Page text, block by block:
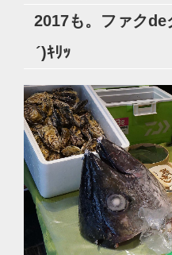
2017も。ファク
´)ｷﾘｯ